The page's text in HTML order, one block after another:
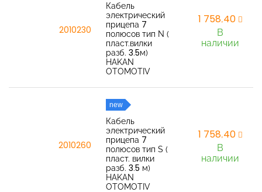
2010230
Кабель
электрический
прицепа 7
полюсов тип N (
пласт.вилки
разб. 3.5м)
HAKAN
OTOMOTIV
1 758,40
В
наличии
2010260
new
Кабель
электрический
прицепа 7
полюсов тип S (
пласт. вилки
разб. 3.5 м)
HAKAN
OTOMOTIV
1 758,40
В
наличии